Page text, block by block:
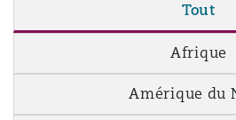
Tout
Afrique
Amérique du